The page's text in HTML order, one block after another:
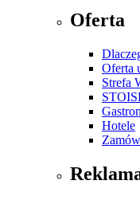
Oferta
Oferta
Strefa
Hotele